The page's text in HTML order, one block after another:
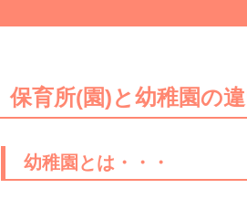
保育所(園)と幼稚園の
幼稚園とは・・・